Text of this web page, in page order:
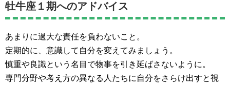
牡牛座１期へのアドバイス
あまりに過大な責任を負わないこと。
定期的に、意識して自分を変えてみましょう。
慎重や良識という名目で物事を引き延ばさないように。
専門分野や考え方の異なる人たちに自分をさらけ出すと視